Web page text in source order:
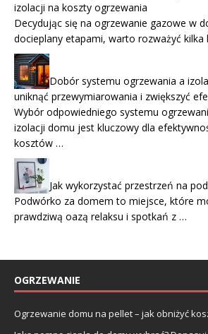
izolacji na koszty ogrzewania
Decydując się na ogrzewanie gazowe w
docieplany etapami, warto rozważyć kilka
Dobór systemu ogrzewania a
uniknąć przewymiarowania i zwiększyć
Wybór odpowiedniego systemu
izolacji domu jest kluczowy dla
kosztów …
Jak wykorzystać przestrzeń na
Podwórko za domem to miejsce, które
prawdziwą oazą relaksu i spotkań z …
OGRZEWANIE
Ogrzewanie domu na pellet – jak obniżyć